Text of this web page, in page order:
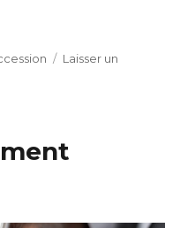
Laisser un